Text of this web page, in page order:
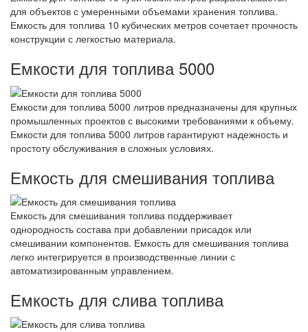
для объектов с умеренными объемами хранения топлива.
Емкость для топлива 10 кубических метров сочетает прочность
конструкции с легкостью материала.
Емкости для топлива 5000
Емкости для топлива 5000 литров предназначены для крупных
промышленных проектов с высокими требованиями к объему.
Емкости для топлива 5000 литров гарантируют надежность и
простоту обслуживания в сложных условиях.
Емкость для смешивания топлива
Емкость для смешивания топлива поддерживает
однородность состава при добавлении присадок или
смешивании компонентов. Емкость для смешивания топлива
легко интегрируется в производственные линии с
автоматизированным управлением.
Емкость для слива топлива